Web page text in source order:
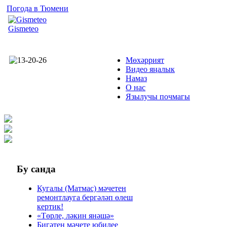
Погода в Тюмени
Gismeteo
Мөхәррият
Видео яңалык
Намаз
О нас
Язылучы почмагы
Бу санда
Кугалы (Матмас) мәчетен
ремонтлауга бергәләп өлеш
кертик!
«Төрле, ләкин янәшә»
Бигәтен мәчете юбилее